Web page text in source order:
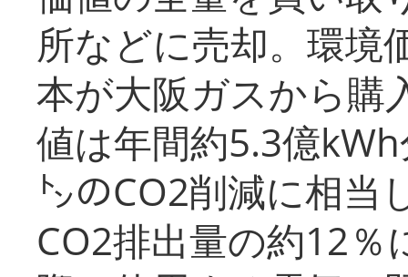
所などに売却。環境
本が大阪ガスから購
値は年間約5.3億
㌧のCO2削減に相当
CO2排出量の約12％